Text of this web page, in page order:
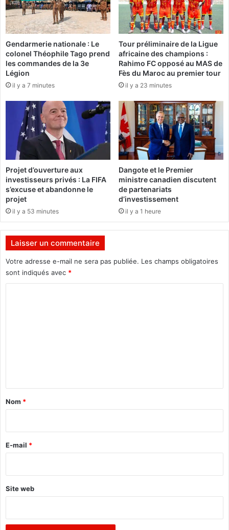
a
d
e
r
n
i
è
r
r
e
p
o
u
r
l
a
S
e
s
é
n
e
i
e
s
r
e
s
!
Gendarmerie nationale : Le
colonel Théophile Tago prend
les commandes de la 3e
Légion
il y a 7 minutes
Tour préliminaire de la Ligue
africaine des champions :
Rahimo FC opposé au MAS de
Fès du Maroc au premier tour
il y a 23 minutes
Projet d’ouverture aux
investisseurs privés : La FIFA
s’excuse et abandonne le
projet
il y a 53 minutes
Dangote et le Premier
ministre canadien discutent
de partenariats
d’investissement
il y a 1 heure
Laisser un commentaire
Votre adresse e-mail ne sera pas publiée. Les champs obligatoires
sont indiqués avec *
a
e
Nom *
E-mail *
Site web